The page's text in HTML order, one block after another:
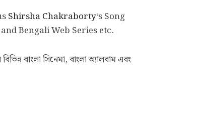
Shirsha Chakraborty‘s Song
Bengali Web Series etc.
বাংলা সিনেমা, বাংলা অ্যালবাম এবং